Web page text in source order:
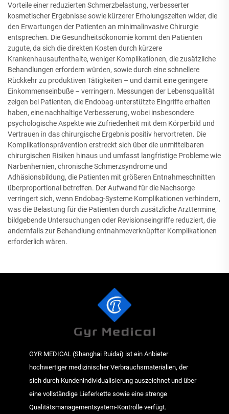
Vorteile einer reduzierten Schmerzbelastung, verbesserter
kosmetischer Ergebnisse sowie kürzerer Erholungszeiten wider, die
den Erwartungen der Patienten an minimalinvasive Chirurgie
entsprechen. Die Gesundheitsökonomie kommt den Patienten
zugute, da sich die direkten Kosten durch kürzere
Krankenhausaufenthalte, weniger Komplikationen, die zusätzliche
Behandlungen erfordern würden, sowie durch eine schnellere
Rückkehr zu produktiven Tätigkeiten – und damit eine geringere
Einkommenseinbuße – verringern. Messungen der Lebensqualität
zeigen bei Patienten, die Endobag-unterstützte Eingriffe erhalten
haben, eine nachhaltige Verbesserung, wobei insbesondere
psychologische Aspekte wie Zufriedenheit mit dem Körperbild und
Vertrauen in das chirurgische Ergebnis positiv hervortreten. Die
Komplikationsprävention erstreckt sich über die unmittelbaren
chirurgischen Risiken hinaus und umfasst langfristige Probleme wie
Narbenhernien, chronische Schmerzsyndrome und
Adhäsionsbildung, die Patienten mit größeren Entnahmeschnitten
überproportional betreffen. Der Aufwand für die Nachsorge
verringert sich, wenn Endobag-Systeme Komplikationen verhindern,
was die Belastung für die Patienten durch zusätzliche Arzttermine,
bildgebende Untersuchungen oder Revisionseingriffe reduziert, die
andernfalls zur Behandlung entnahmeverknüpfter Komplikationen
erforderlich wären.
GYR MEDICAL (Shanghai Ruidai) ist ein Anbieter
hochwertiger medizinischer Verbrauchsmaterialien, der
sich durch Kundenindividualisierung auszeichnet und über
eine vollständige Lieferkette sowie eine strenge
Qualitätsmanagementsystem-Kontrolle verfügt.